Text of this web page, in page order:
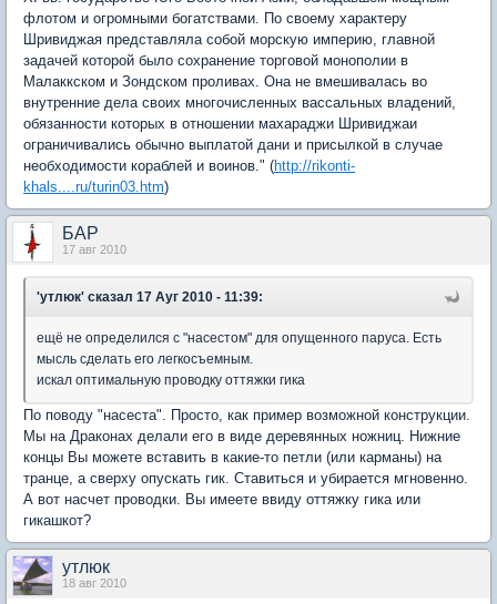
флотом и огромными богатствами. По своему характеру
Шривиджая представляла собой морскую империю, главной
задачей которой было сохранение торговой монополии в
Малаккском и Зондском проливах. Она не вмешивалась во
внутренние дела своих многочисленных вассальных владений,
обязанности которых в отношении махараджи Шривиджаи
ограничивались обычно выплатой дани и присылкой в случае
необходимости кораблей и воинов." (http://rikonti-
khals....ru/turin03.htm)
БАР
17 авг 2010
'утлюк' сказал 17 Ауг 2010 - 11:39:
ещё не определился с "насестом" для опущенного паруса. Есть
мысль сделать его легкосъемным.
искал оптимальную проводку оттяжки гика
По поводу "насеста". Просто, как пример возможной конструкции.
Мы на Драконах делали его в виде деревянных ножниц. Нижние
концы Вы можете вставить в какие-то петли (или карманы) на
транце, а сверху опускать гик. Ставиться и убирается мгновенно.
А вот насчет проводки. Вы имеете ввиду оттяжку гика или
гикашкот?
утлюк
18 авг 2010